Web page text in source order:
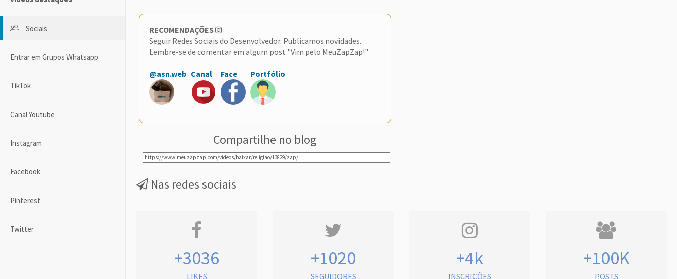
Sociais
Entrar em Grupos Whatsapp
TikTok
Canal Youtube
Instagram
Facebook
Pinterest
Twitter
RECOMENDAÇÕES
Seguir Redes Sociais do Desenvolvedor. Publicamos novidades.
Lembre-se de comentar em algum post "Vim pelo MeuZapZap!"
@asn.web Canal Face Portfólio
Compartilhe no blog
Nas redes sociais
+3036
LIKES
+1020
SEGUIDORES
+4k
INSCRIÇÕES
+100K
POSTS